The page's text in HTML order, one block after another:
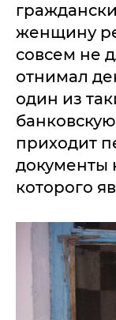
женщину
совсем не
отнимал
один из
приходит
документы
которого